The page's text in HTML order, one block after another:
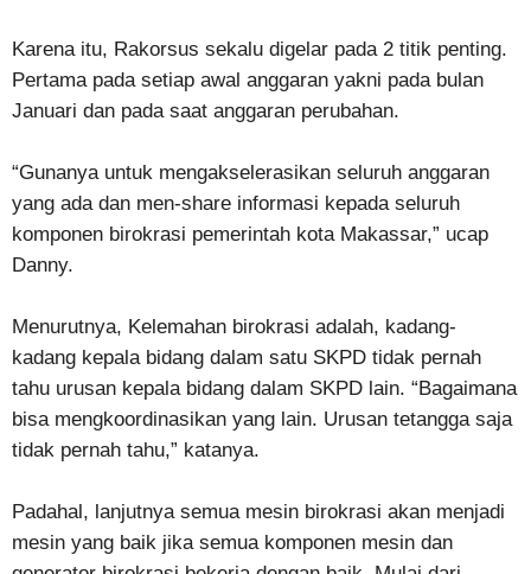
Karena itu, Rakorsus sekalu digelar pada 2 titik penting.
Pertama pada setiap awal anggaran yakni pada bulan
Januari dan pada saat anggaran perubahan.
“Gunanya untuk mengakselerasikan seluruh anggaran
yang ada dan men-share informasi kepada seluruh
komponen birokrasi pemerintah kota Makassar,” ucap
Danny.
Menurutnya, Kelemahan birokrasi adalah, kadang-
kadang kepala bidang dalam satu SKPD tidak pernah
tahu urusan kepala bidang dalam SKPD lain. “Bagaimana
bisa mengkoordinasikan yang lain. Urusan tetangga saja
tidak pernah tahu,” katanya.
Padahal, lanjutnya semua mesin birokrasi akan menjadi
mesin yang baik jika semua komponen mesin dan